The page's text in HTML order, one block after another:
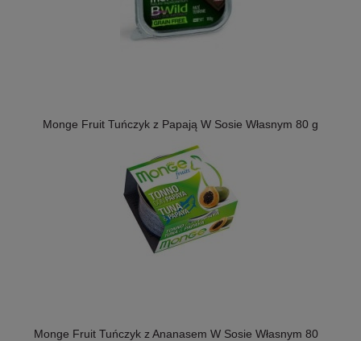
Monge Fruit Tuńczyk z Papają W Sosie Własnym 80 g
Monge Fruit Tuńczyk z Ananasem W Sosie Własnym 80